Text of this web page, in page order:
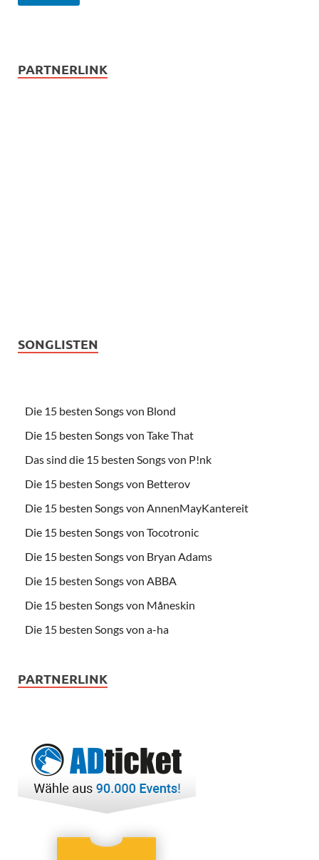
PARTNERLINK
SONGLISTEN
Die 15 besten Songs von Blond
Die 15 besten Songs von Take That
Das sind die 15 besten Songs von P!nk
Die 15 besten Songs von Betterov
Die 15 besten Songs von AnnenMayKantereit
Die 15 besten Songs von Tocotronic
Die 15 besten Songs von Bryan Adams
Die 15 besten Songs von ABBA
Die 15 besten Songs von Måneskin
Die 15 besten Songs von a-ha
PARTNERLINK